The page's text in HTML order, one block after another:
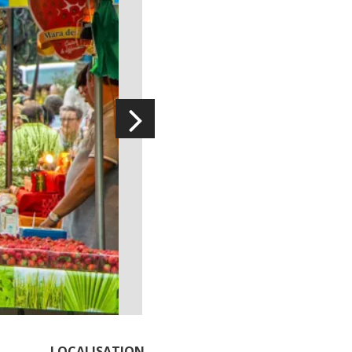
La cripta de Auzits en verano
en menos de
kilómetros
Los más bonitos pueblos en Francia
Otras hermosas aldeas
El Pays des Bastides du Rouergue
Las ciudades y países de arte y
historia
De la valle del Lot al País Decazeville
– Aubin
Patrimonio mundial de la UNESCO